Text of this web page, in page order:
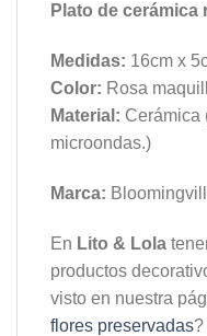
Plato de cerámica
Medidas: 16cm x
Color: Rosa
Material: Cerámica
microondas.)
Marca:
En Lito & Lola
productos
visto en nuestra
flores preservadas